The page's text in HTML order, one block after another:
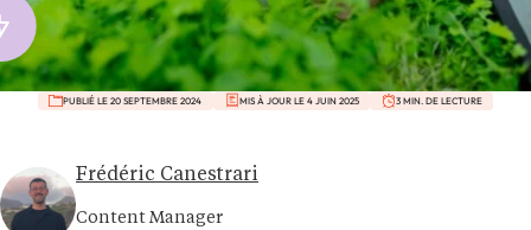
PUBLIÉ LE 20 SEPTEMBRE 2024 MIS À JOUR LE 4 JUIN 2025 3 MIN. DE LECTURE
Frédéric Canestrari
Content Manager